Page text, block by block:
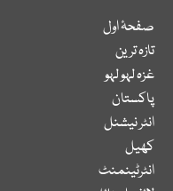
صفحۂ اول
تازہ ترین
غزہ لہو لہو
پاکستان
انٹر نیشنل
کھیل
انٹرٹینمنٹ